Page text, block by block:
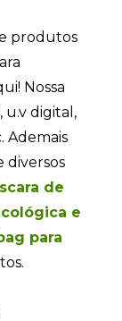
produtos
Nossa
u.v digital,
Ademais
diversos
de
e
para